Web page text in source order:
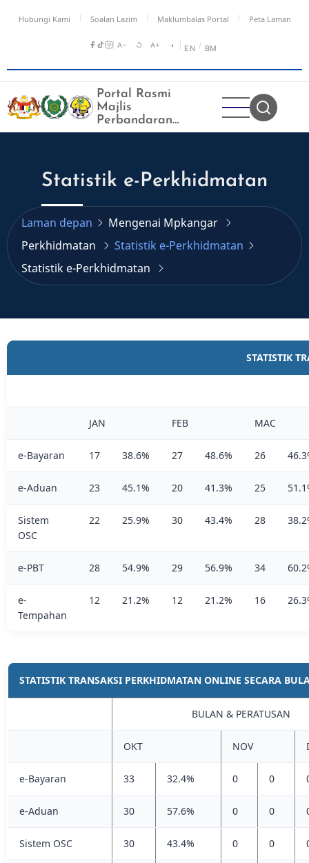
Hubungi Kami Soalan Lazim Maklumbalas Portal Peta Laman
A− ↺ A+ ◑ EN / BM
Portal Rasmi
Majlis
Perbandaran
Kangar
Statistik e-Perkhidmatan
Laman depan
Mengenai Mpkangar
Perkhidmatan
Statistik e-Perkhidmatan
Statistik e-Perkhidmatan
STATISTIK
JAN FEB MAC
e-Bayaran 17 38.6% 27 48.6% 26
e-Aduan 23 45.1% 20 41.3% 25
Sistem
OSC
22 25.9% 30 43.4% 28
e-PBT 28 54.9% 29 56.9% 34
e-
Tempahan
12 21.2% 12 21.2% 16
STATISTIK TRANSAKSI PERKHIDMATAN ONLINE SECARA
BULAN & PERATUSAN
OKT NOV
e-Bayaran 33 32.4% 0 0
e-Aduan 30 57.6% 0 0
Sistem OSC 30 43.4% 0 0